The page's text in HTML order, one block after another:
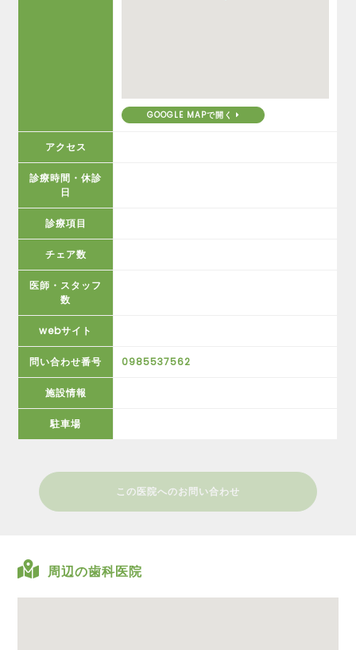
GOOGLE MAPで開く
アクセス
診療時間・休診
日
診療項目
チェア数
医師・スタッフ
数
webサイト
問い合わせ番号 0985537562
施設情報
駐車場
この医院へのお問い合わせ
周辺の歯科医院